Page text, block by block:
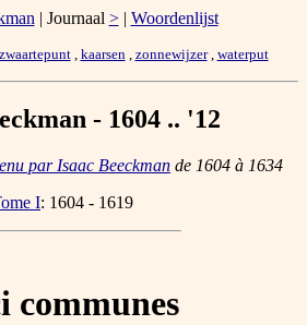
| Journaal >| Woordenlijst
zwaartepunt, kaarsen, zonnewijzer, waterput
- 1604 .. '12
par Isaac Beeckman de 1604 à 1634
I: 1604 - 1619
communes